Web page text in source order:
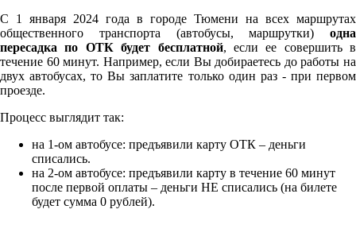
С 1 января 2024 года в городе Тюмени на всех маршрутах
общественного транспорта (автобусы, маршрутки) одна
пересадка по ОТК будет бесплатной, если ее совершить в
течение 60 минут. Например, если Вы добираетесь до работы на
двух автобусах, то Вы заплатите только один раз - при первом
проезде.
Процесс выглядит так:
на 1-ом автобусе: предъявили карту ОТК – деньги
списались.
на 2-ом автобусе: предъявили карту в течение 60 минут
после первой оплаты – деньги НЕ списались (на билете
будет сумма 0 рублей).